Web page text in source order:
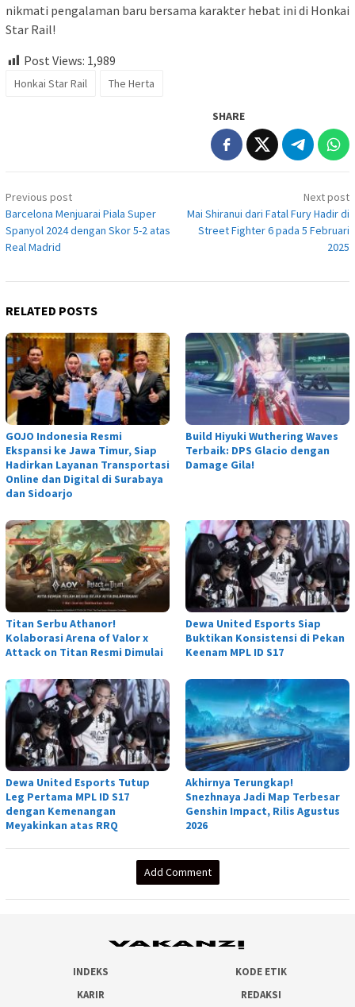
nikmati pengalaman baru bersama karakter hebat ini di Honkai
Star Rail!
Post Views: 1,989
Honkai Star Rail The Herta
SHARE
Post
navigation
Previous post
Barcelona Menjuarai Piala Super
Spanyol 2024 dengan Skor 5-2 atas
Real Madrid
Next post
Mai Shiranui dari Fatal Fury Hadir di
Street Fighter 6 pada 5 Februari
2025
RELATED POSTS
GOJO Indonesia Resmi
Ekspansi ke Jawa Timur, Siap
Hadirkan Layanan Transportasi
Online dan Digital di Surabaya
dan Sidoarjo
Build Hiyuki Wuthering Waves
Terbaik: DPS Glacio dengan
Damage Gila!
Titan Serbu Athanor!
Kolaborasi Arena of Valor x
Attack on Titan Resmi Dimulai
Dewa United Esports Siap
Buktikan Konsistensi di Pekan
Keenam MPL ID S17
Dewa United Esports Tutup
Leg Pertama MPL ID S17
dengan Kemenangan
Meyakinkan atas RRQ
Akhirnya Terungkap!
Snezhnaya Jadi Map Terbesar
Genshin Impact, Rilis Agustus
2026
Add Comment
INDEKS
KODE ETIK
KARIR
REDAKSI